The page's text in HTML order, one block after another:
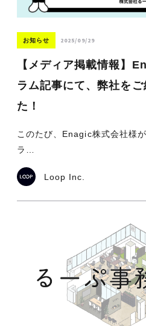
お知らせ 2025/09/29
【メディア掲載情報】
ラム記事にて、弊社を
た！
このたび、Enagic株式会社様
ラ…
Loop Inc.